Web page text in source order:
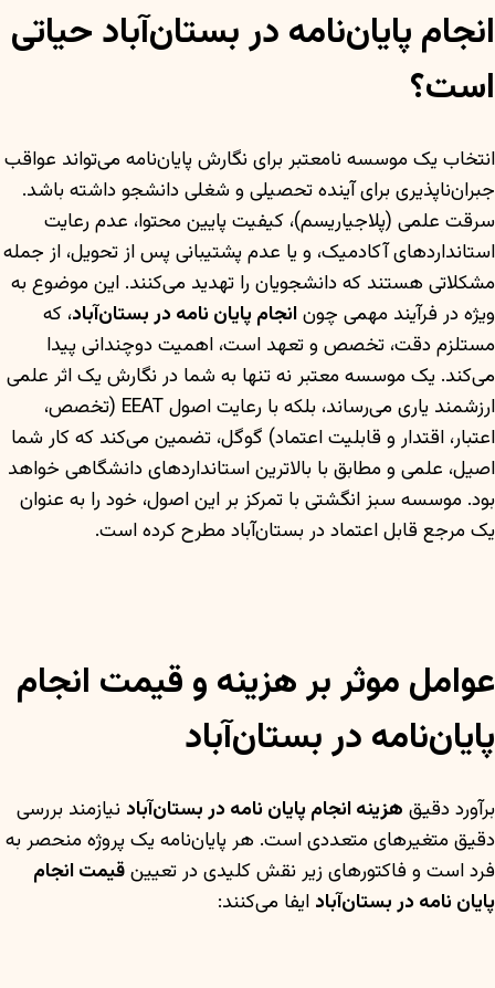
انجام پایان‌نامه در بستان‌آباد حیاتی
است؟
انتخاب یک موسسه نامعتبر برای نگارش پایان‌نامه می‌تواند عواقب
جبران‌ناپذیری برای آینده تحصیلی و شغلی دانشجو داشته باشد.
سرقت علمی (پلاجیاریسم)، کیفیت پایین محتوا، عدم رعایت
استانداردهای آکادمیک، و یا عدم پشتیبانی پس از تحویل، از جمله
مشکلاتی هستند که دانشجویان را تهدید می‌کنند. این موضوع به
ویژه در فرآیند مهمی چونانجام پایان نامه در بستان‌آباد، که
مستلزم دقت، تخصص و تعهد است، اهمیت دوچندانی پیدا
می‌کند. یک موسسه معتبر نه تنها به شما در نگارش یک اثر علمی
ارزشمند یاری می‌رساند، بلکه با رعایت اصول EEAT (تخصص،
اعتبار، اقتدار و قابلیت اعتماد) گوگل، تضمین می‌کند که کار شما
اصیل، علمی و مطابق با بالاترین استانداردهای دانشگاهی خواهد
بود. موسسه سبز انگشتی با تمرکز بر این اصول، خود را به عنوان
یک مرجع قابل اعتماد در بستان‌آباد مطرح کرده است.
عوامل موثر بر هزینه و قیمت انجام
پایان‌نامه در بستان‌آباد
برآورد دقیق هزینه انجام پایان نامه در بستان‌آباد نیازمند بررسی
دقیق متغیرهای متعددی است. هر پایان‌نامه یک پروژه منحصر به
فرد است و فاکتورهای زیر نقش کلیدی در تعیینقیمت انجام
پایان نامه در بستان‌آباد ایفا می‌کنند: